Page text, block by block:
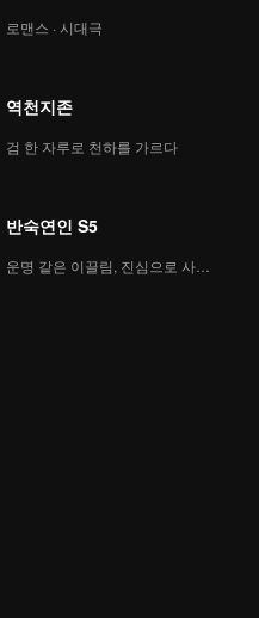
로맨스 · 시대극
역천지존
검 한 자루로 천하를 가르다
반숙연인 S5
운명 같은 이끌림, 진심으로 사랑하다